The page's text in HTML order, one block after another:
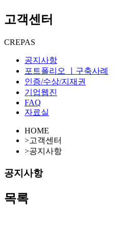
고객센터
CREPAS
공지사항
포트폴리오 ㅣ구축사례
인증/수상/지재권
기업웹진
FAQ
자료실
HOME
>고객센터
>공지사항
공지사항
목록